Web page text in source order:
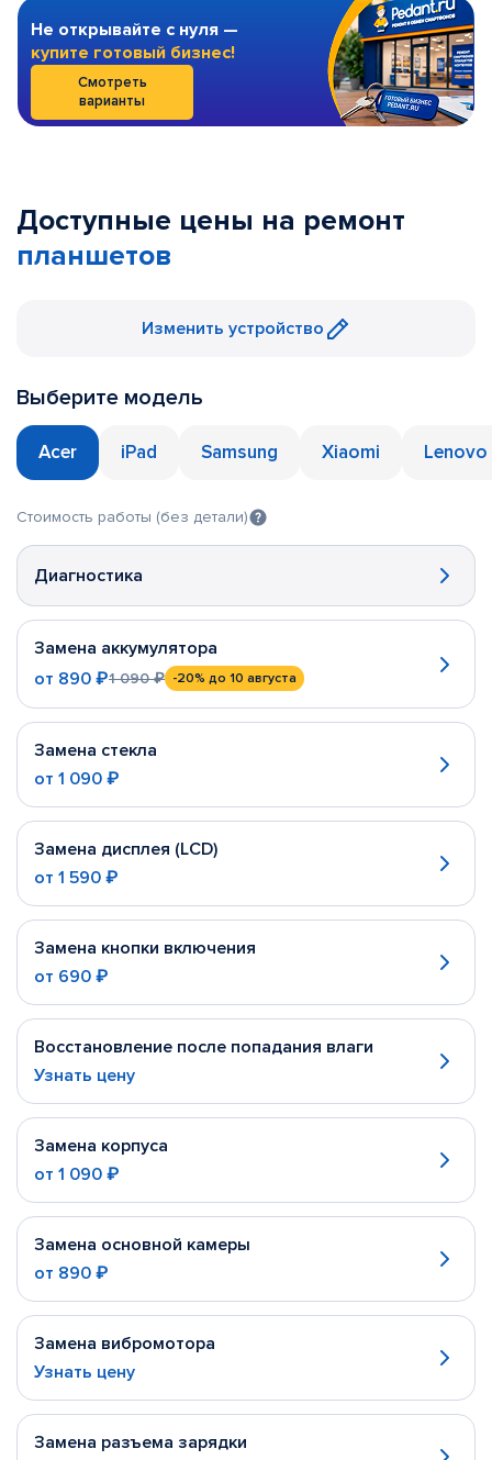
Не открывайте с нуля —
купите готовый бизнес!
Смотреть
варианты
Доступные цены на ремонт
планшетов
Изменить устройство
Выберите модель
Acer iPad Samsung Xiaomi Lenovo
Стоимость работы (без детали)
Диагностика
Замена аккумулятора
от 890 ₽1 090 ₽ -20% до 10 августа
Замена стекла
от 1 090 ₽
Замена дисплея (LCD)
от 1 590 ₽
Замена кнопки включения
от 690 ₽
Восстановление после попадания влаги
Узнать цену
Замена корпуса
от 1 090 ₽
Замена основной камеры
от 890 ₽
Замена вибромотора
Узнать цену
Замена разъема зарядки